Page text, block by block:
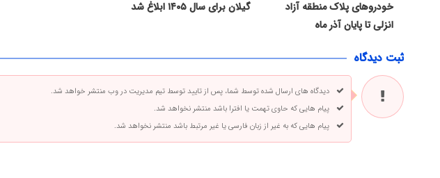
خودروهای پلاک منطقه آزاد
انزلی تا پایان آذر ماه
گیلان برای سال ۱۴۰۵ ابلاغ شد
ثبت دیدگاه
دیدگاه های ارسال شده توسط شما، پس از تایید توسط تیم مدیریت در وب منتشر خواهد شد.
پیام هایی که حاوی تهمت یا افترا باشد منتشر نخواهد شد.
پیام هایی که به غیر از زبان فارسی یا غیر مرتبط باشد منتشر نخواهد شد.